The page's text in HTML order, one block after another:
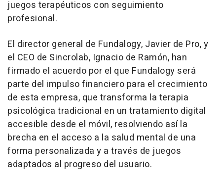
juegos terapéuticos con seguimiento
profesional.
El director general de Fundalogy, Javier de Pro, y
el CEO de Sincrolab, Ignacio de Ramón, han
firmado el acuerdo por el que Fundalogy será
parte del impulso financiero para el crecimiento
de esta empresa, que transforma la terapia
psicológica tradicional en un tratamiento digital
accesible desde el móvil, resolviendo así la
brecha en el acceso a la salud mental de una
forma personalizada y a través de juegos
adaptados al progreso del usuario.